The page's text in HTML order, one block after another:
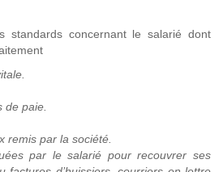
standards concernant le salarié dont
de paie.
remis par la société.
par le salarié pour recouvrer ses